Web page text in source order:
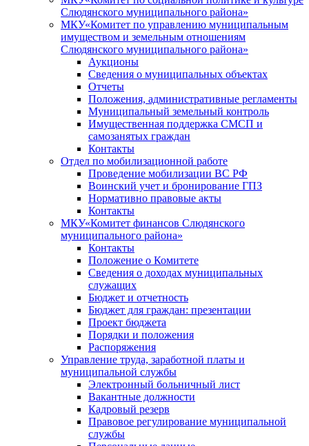
Слюдянского муниципального района»
МКУ«Комитет по управлению муниципальным
имуществом и земельным отношениям
Слюдянского муниципального района»
Аукционы
Сведения о муниципальных объектах
Отчеты
Положения, административные регламенты
Муниципальный земельный контроль
Имущественная поддержка СМСП и
самозанятых граждан
Контакты
Отдел по мобилизационной работе
Проведение мобилизации ВС РФ
Воинский учет и бронирование ГПЗ
Нормативно правовые акты
Контакты
МКУ«Комитет финансов Слюдянского
муниципального района»
Контакты
Положение о Комитете
Сведения о доходах муниципальных
служащих
Бюджет и отчетность
Бюджет для граждан: презентации
Проект бюджета
Порядки и положения
Распоряжения
Управление труда, заработной платы и
муниципальной службы
Электронный больничный лист
Вакантные должности
Кадровый резерв
Правовое регулирование муниципальной
службы